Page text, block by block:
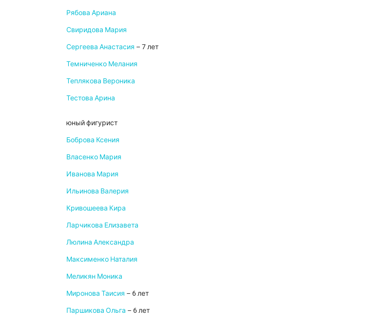
Рябова Ариана
Свиридова Мария
Сергеева Анастасия – 7 лет
Темниченко Мелания
Теплякова Вероника
Тестова Арина
юный фигурист
Боброва Ксения
Власенко Мария
Иванова Мария
Ильинова Валерия
Кривошеева Кира
Ларчикова Елизавета
Люлина Александра
Максименко Наталия
Меликян Моника
Миронова Таисия – 6 лет
Паршикова Ольга – 6 лет